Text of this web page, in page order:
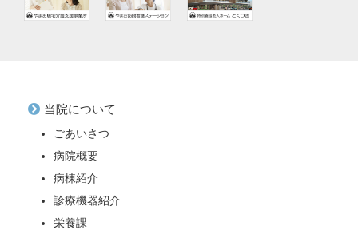
当院について
ごあいさつ
病院概要
病棟紹介
診療機器紹介
栄養課